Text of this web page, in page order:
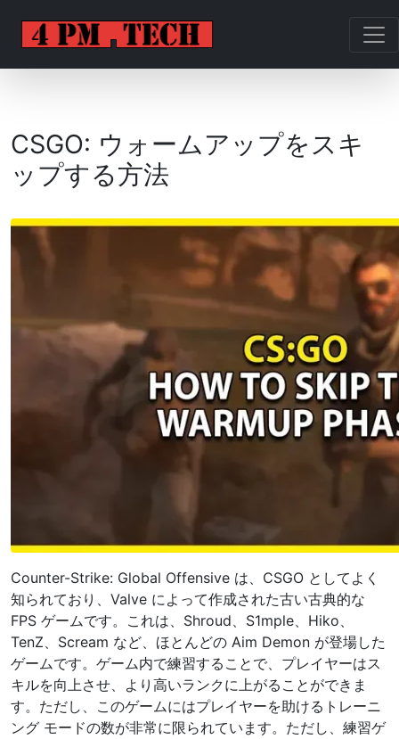
CSGO: ウォームアップをスキ
ップする方法
Counter-Strike: Global Offensive は、CSGO としてよく
知られており、Valve によって作成された古い古典的な
FPS ゲームです。これは、Shroud、S1mple、Hiko、
TenZ、Scream など、ほとんどの Aim Demon が登場した
ゲームです。ゲーム内で練習することで、プレイヤーはス
キルを向上させ、より高いランクに上がることができま
す。ただし、このゲームにはプレイヤーを助けるトレーニ
ング モードの数が非常に限られています。ただし、練習ゲ